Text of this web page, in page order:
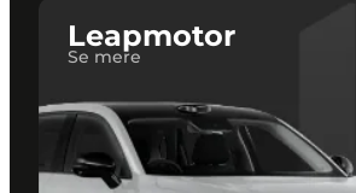
Leapmotor
Se mere